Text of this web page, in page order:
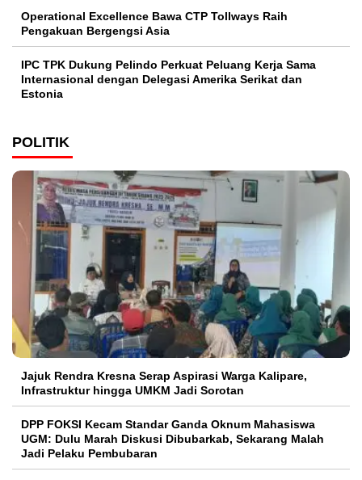
Operational Excellence Bawa CTP Tollways Raih
Pengakuan Bergengsi Asia
IPC TPK Dukung Pelindo Perkuat Peluang Kerja Sama
Internasional dengan Delegasi Amerika Serikat dan
Estonia
POLITIK
Jajuk Rendra Kresna Serap Aspirasi Warga Kalipare,
Infrastruktur hingga UMKM Jadi Sorotan
DPP FOKSI Kecam Standar Ganda Oknum Mahasiswa
UGM: Dulu Marah Diskusi Dibubarkab, Sekarang Malah
Jadi Pelaku Pembubaran